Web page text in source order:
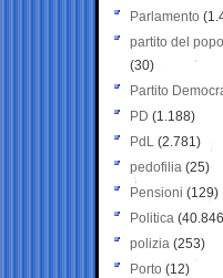
Parlamento
partito del
(30)
Partito
PD (1.188)
PdL (2.781)
pedofilia (25)
Pensioni (129)
Politica
polizia (253)
Porto (12)